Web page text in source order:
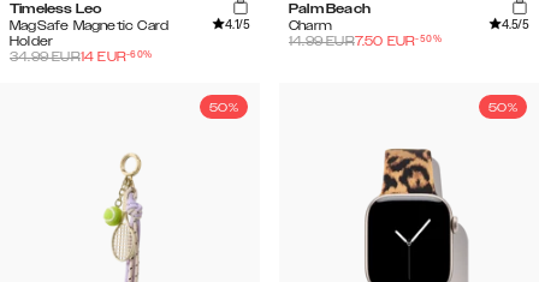
Timeless Leo
MagSafe Magnetic Card
Holder
4.1/5
34.99EUR14 EUR-60%
Palm Beach
Charm
4.5/5
14.99EUR7.50 EUR-50%
50% 50%